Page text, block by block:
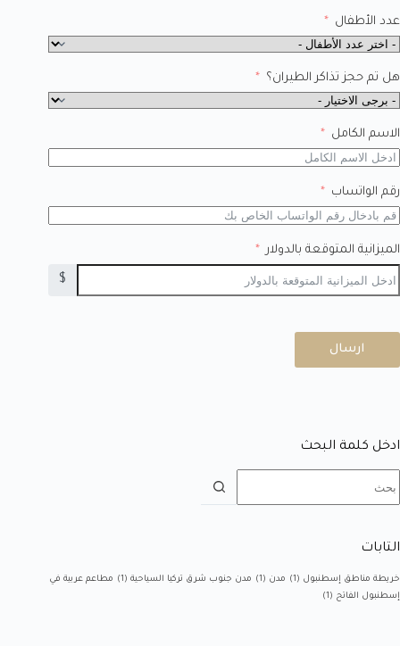
عدد الأطفال
هل تم حجز تذاكر الطيران؟
الاسم الكامل
رقم الواتساب
الميزانية المتوقعة بالدولار
$
ارسال
ادخل كلمة البحث
التابات
خريطة مناطق إسطنبول (1) مدن (1) مدن جنوب شرق تركيا السياحية (1)
مطاعم عربية في
إسطنبول الفاتح (1)